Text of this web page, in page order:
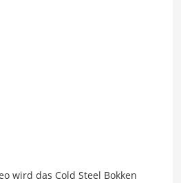
wird das Cold Steel Bokken